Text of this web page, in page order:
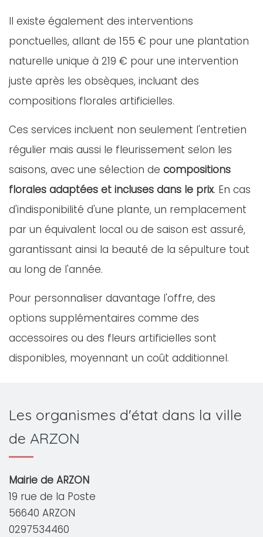
Il existe également des interventions
ponctuelles, allant de 155 € pour une plantation
naturelle unique à 219 € pour une intervention
juste après les obsèques, incluant des
compositions florales artificielles.
Ces services incluent non seulement l'entretien
régulier mais aussi le fleurissement selon les
saisons, avec une sélection de compositions
florales adaptées et incluses dans le prix. En cas
d'indisponibilité d'une plante, un remplacement
par un équivalent local ou de saison est assuré,
garantissant ainsi la beauté de la sépulture tout
au long de l'année.
Pour personnaliser davantage l'offre, des
options supplémentaires comme des
accessoires ou des fleurs artificielles sont
disponibles, moyennant un coût additionnel.
Les organismes d'état dans la ville
de ARZON
Mairie de ARZON
19 rue de la Poste
56640 ARZON
0297534460